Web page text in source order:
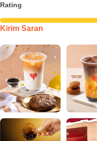
Rating
Kirim Saran